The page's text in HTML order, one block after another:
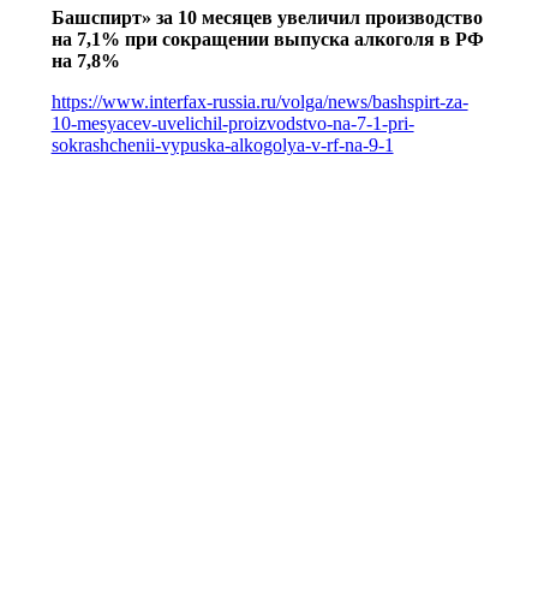
Башспирт» за 10 месяцев увеличил производство
на 7,1% при сокращении выпуска алкоголя в РФ
на 7,8%
https://www.interfax-russia.ru/volga/news/bashspirt-za-
10-mesyacev-uvelichil-proizvodstvo-na-7-1-pri-
sokrashchenii-vypuska-alkogolya-v-rf-na-9-1